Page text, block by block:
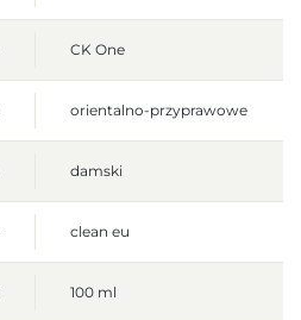
CK One
orientalno-przyprawowe
damski
clean eu
100 ml